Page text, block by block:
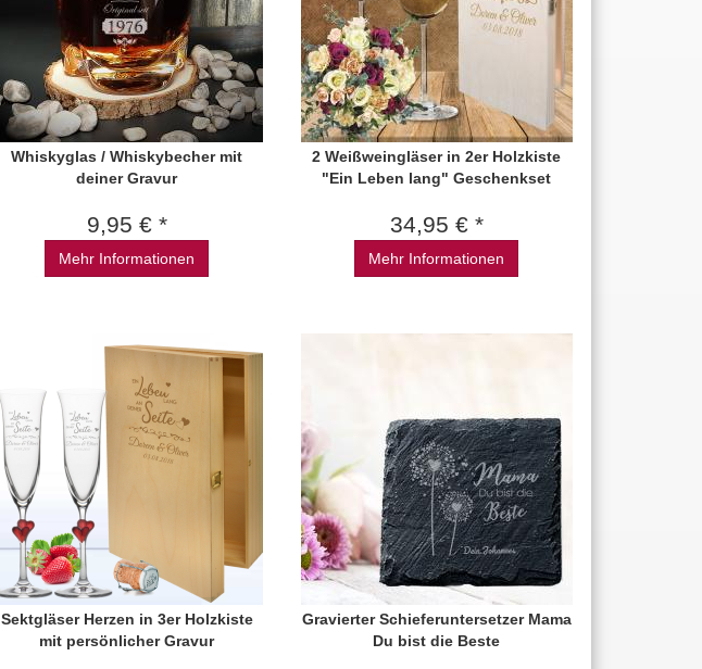
Whiskyglas / Whiskybecher mit
deiner Gravur
9,95 € *
Mehr Informationen
2 Weißweingläser in 2er Holzkiste
"Ein Leben lang" Geschenkset
34,95 € *
Mehr Informationen
Sektgläser Herzen in 3er Holzkiste
mit persönlicher Gravur
Gravierter Schieferuntersetzer Mama
Du bist die Beste